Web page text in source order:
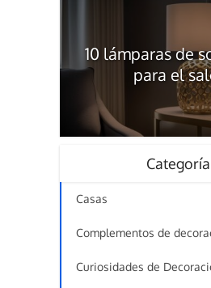
10 lámparas de
para el
Casas
Complementos de
Curiosidades de